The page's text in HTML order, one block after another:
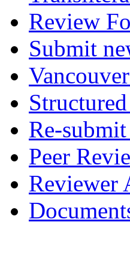
Review
Submit
Re-
Peer
Reviewer